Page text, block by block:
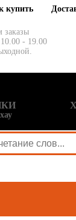
купить
заказы
- 19.00